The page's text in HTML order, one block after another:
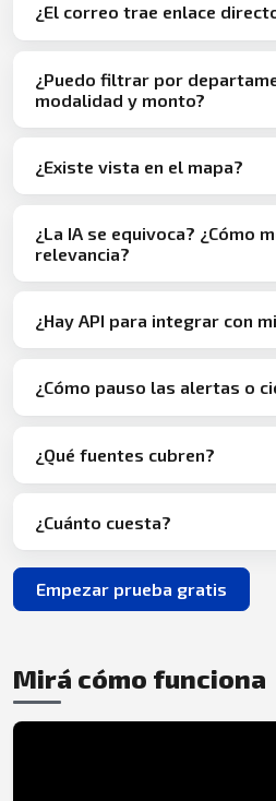
¿El correo trae enlace
¿Puedo filtrar por
modalidad y monto?
¿Existe vista en el mapa?
¿La IA se equivoca? ¿Cómo
relevancia?
¿Hay API para integrar con
¿Cómo pauso las alertas o
¿Qué fuentes cubren?
¿Cuánto cuesta?
Empezar prueba gratis
Mirá cómo funciona